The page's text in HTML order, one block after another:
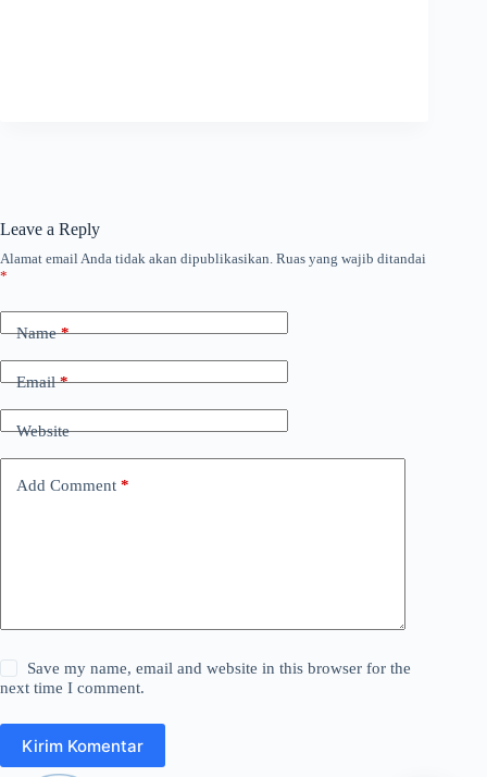
Leave a Reply
Alamat email Anda tidak akan dipublikasikan. Ruas yang wajib ditandai
*
Name*
Email*
Website
Add Comment *
Save my name, email and website in this browser for the
next time I comment.
Kirim Komentar